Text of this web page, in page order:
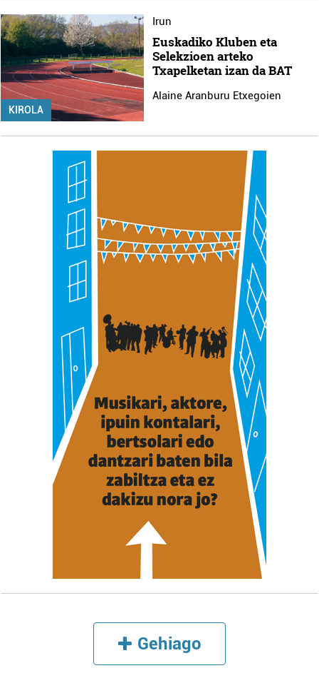
KIROLA
Irun
Euskadiko Kluben eta
Selekzioen arteko
Txapelketan izan da BAT
Alaine Aranburu Etxegoien
Gehiago